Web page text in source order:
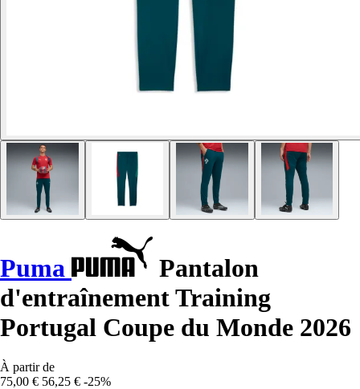
Puma
Pantalon
d'entraînement Training
Portugal Coupe du Monde 2026
À partir de
75,00 € 56,25 € -25%